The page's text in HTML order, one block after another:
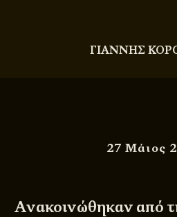
ΓΙΑΝΝΗΣ
27 Μάιος
Ανακοινώθηκαν από